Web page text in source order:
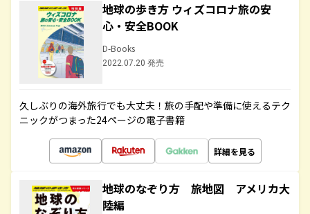
地球の歩き方 ウィズコロナ旅の安
心・安全BOOK
D-Books
2022.07.20 発売
久しぶりの海外旅行でも大丈夫！旅の手配や準備に使えるテク
ニックがつまった24ページの電子書籍
詳細を見る
地球のなぞり方 旅地図 アメリカ大
陸編